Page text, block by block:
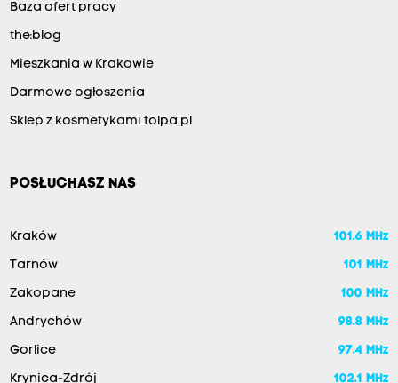
Baza ofert pracy
the:blog
Mieszkania w Krakowie
Darmowe ogłoszenia
Sklep z kosmetykami tolpa.pl
POSŁUCHASZ NAS
Kraków 101.6 MHz
Tarnów 101 MHz
Zakopane 100 MHz
Andrychów 98.8 MHz
Gorlice 97.4 MHz
Krynica-Zdrój 102.1 MHz